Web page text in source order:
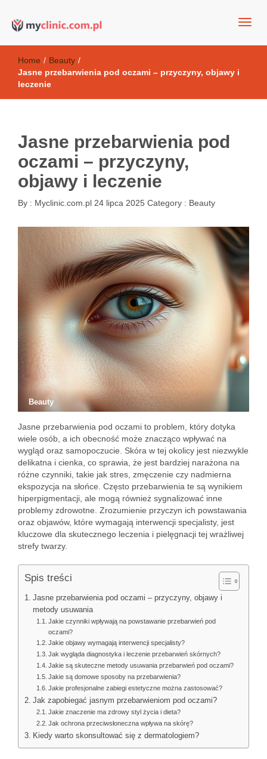
Kosmetyki antyoksydacyjne
Home / Beauty /
Jasne przebarwienia pod oczami – przyczyny, objawy i
leczenie
Jasne przebarwienia pod
oczami – przyczyny,
objawy i leczenie
By : Myclinic.com.pl 24 lipca 2025 Category : Beauty
Beauty
Jasne przebarwienia pod oczami to problem, który dotyka
wiele osób, a ich obecność może znacząco wpływać na
wygląd oraz samopoczucie. Skóra w tej okolicy jest niezwykle
delikatna i cienka, co sprawia, że jest bardziej narażona na
różne czynniki, takie jak stres, zmęczenie czy nadmierna
ekspozycja na słońce. Często przebarwienia te są wynikiem
hiperpigmentacji, ale mogą również sygnalizować inne
problemy zdrowotne. Zrozumienie przyczyn ich powstawania
oraz objawów, które wymagają interwencji specjalisty, jest
kluczowe dla skutecznego leczenia i pielęgnacji tej wrażliwej
strefy twarzy.
Spis treści
Jasne przebarwienia pod oczami – przyczyny, objawy i
metody usuwania
Jakie czynniki wpływają na powstawanie przebarwień pod
oczami?
Jakie objawy wymagają interwencji specjalisty?
Jak wygląda diagnostyka i leczenie przebarwień skórnych?
Jakie są skuteczne metody usuwania przebarwień pod oczami?
Jakie są domowe sposoby na przebarwienia?
Jakie profesjonalne zabiegi estetyczne można zastosować?
Jak zapobiegać jasnym przebarwieniom pod oczami?
Jakie znaczenie ma zdrowy styl życia i dieta?
Jak ochrona przeciwsłoneczna wpływa na skórę?
Kiedy warto skonsultować się z dermatologiem?